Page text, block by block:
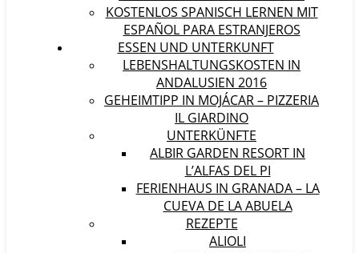
KOSTENLOS SPANISCH LERNEN MIT
ESPAÑOL PARA ESTRANJEROS
ESSEN UND UNTERKUNFT
LEBENSHALTUNGSKOSTEN IN
ANDALUSIEN 2016
GEHEIMTIPP IN MOJÁCAR – PIZZERIA
IL GIARDINO
UNTERKÜNFTE
ALBIR GARDEN RESORT IN
L’ALFAS DEL PI
FERIENHAUS IN GRANADA – LA
CUEVA DE LA ABUELA
REZEPTE
ALIOLI